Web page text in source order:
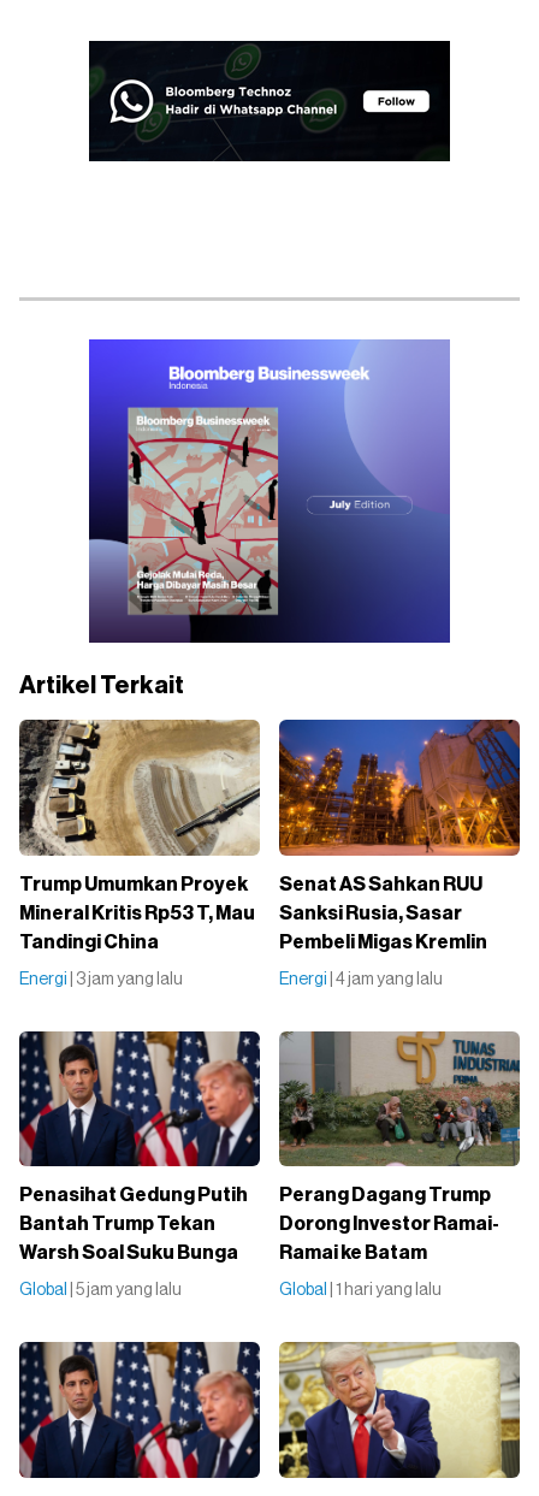
Artikel Terkait
Trump Umumkan Proyek
Mineral Kritis Rp53 T, Mau
Tandingi China
Energi | 3 jam yang lalu
Senat AS Sahkan RUU
Sanksi Rusia, Sasar
Pembeli Migas Kremlin
Energi | 4 jam yang lalu
Penasihat Gedung Putih
Bantah Trump Tekan
Warsh Soal Suku Bunga
Global | 5 jam yang lalu
Perang Dagang Trump
Dorong Investor Ramai-
Ramai ke Batam
Global | 1 hari yang lalu